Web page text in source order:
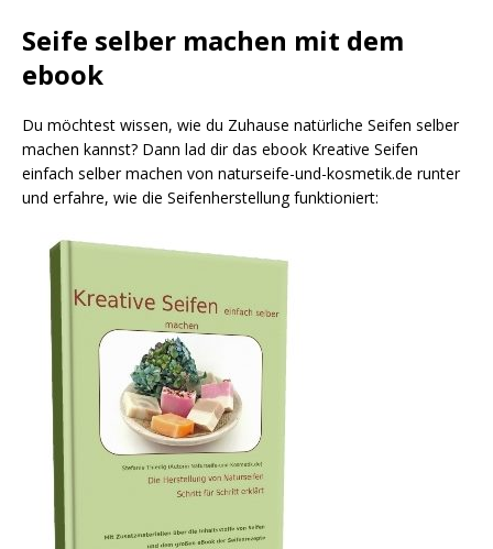
Seife selber machen mit dem
ebook
Du möchtest wissen, wie du Zuhause natürliche Seifen selber
machen kannst? Dann lad dir das ebook Kreative Seifen
einfach selber machen von naturseife-und-kosmetik.de runter
und erfahre, wie die Seifenherstellung funktioniert: